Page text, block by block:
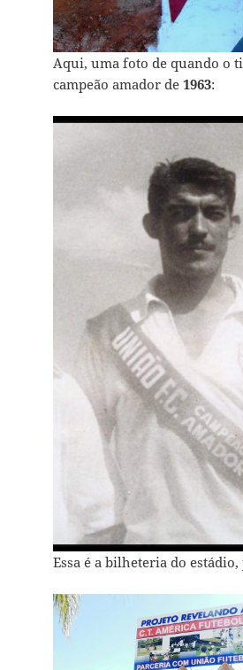
Aqui, uma foto de quando o
campeão amador de 1963:
Essa é a bilheteria do